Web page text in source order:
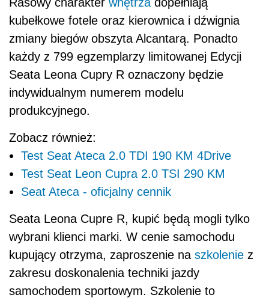
kubełkowe fotele oraz kierownica i dźwignia
zmiany biegów obszyta Alcantarą. Ponadto
każdy z 799 egzemplarzy limitowanej Edycji
Seata Leona Cupry R oznaczony będzie
indywidualnym numerem modelu
produkcyjnego.
Zobacz również:
Test Seat Ateca 2.0 TDI 190 KM 4Drive
Test Seat Leon Cupra 2.0 TSI 290 KM
Seat Ateca - oficjalny cennik
Seata Leona Cupre R, kupić będą mogli tylko
wybrani klienci marki. W cenie samochodu
kupujący otrzyma, zaproszenie na szkolenie z
zakresu doskonalenia techniki jazdy
samochodem sportowym. Szkolenie to